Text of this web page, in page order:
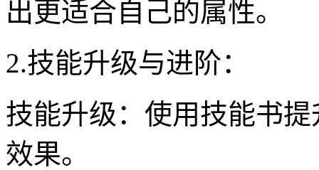
出更适合自己的属性。
2.技能升级与进阶：
技能升级：使用技能书
效果。